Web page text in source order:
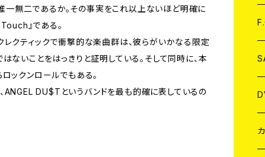
無二であるか。その事実をこれ以上ないほど明確に
』である。
クティックで衝撃的な楽曲群は、彼らがいかなる限定
ないことをはっきりと証明している。そして同時に、本
ックンロールでもある。
ANGEL DU$Tというバンドを最も的確に表しているの